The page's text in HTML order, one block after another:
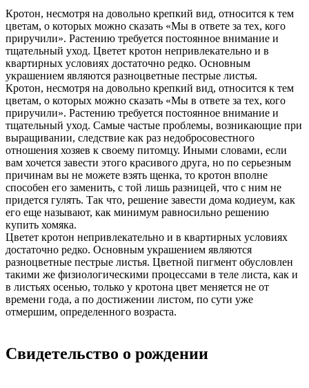
Кротон, несмотря на довольно крепкий вид, относится к тем
цветам, о которых можно сказать «Мы в ответе за тех, кого
приручили». Растению требуется постоянное внимание и
тщательный уход. Цветет кротон непривлекательно и в
квартирных условиях достаточно редко. Основным
украшением являются разноцветные пестрые листья.
Кротон, несмотря на довольно крепкий вид, относится к тем
цветам, о которых можно сказать «Мы в ответе за тех, кого
приручили». Растению требуется постоянное внимание и
тщательный уход. Самые частые проблемы, возникающие при
выращивании, следствие как раз недобросовестного
отношения хозяев к своему питомцу. Иными словами, если
вам хочется завести этого красивого друга, но по серьезным
причинам вы не можете взять щенка, то кротон вполне
способен его заменить, с той лишь разницей, что с ним не
придется гулять. Так что, решение завести дома кодиеум, как
его еще называют, как минимум равносильно решению
купить хомяка.
Цветет кротон непривлекательно и в квартирных условиях
достаточно редко. Основным украшением являются
разноцветные пестрые листья. Цветной пигмент обусловлен
такими же физиологическими процессами в теле листа, как и
в листьях осенью, только у кротона цвет меняется не от
времени года, а по достижении листом, по сути уже
отмершим, определенного возраста.
Свидетельство о рождении